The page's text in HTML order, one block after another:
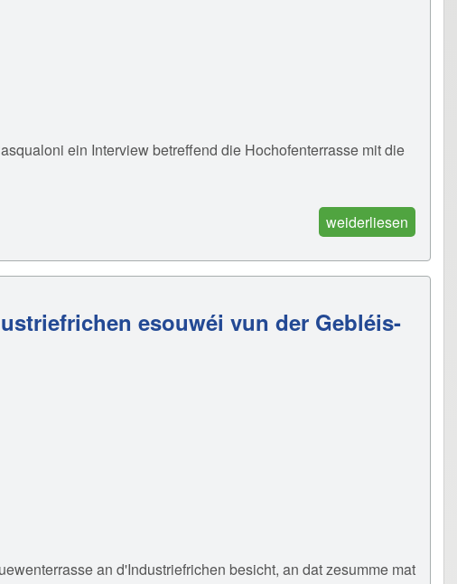
ein Interview betreffend die Hochofenterrasse mit die
weiderliesen
esouwéi vun der Gebléis-
an d'Industriefrichen besicht, an dat zesumme mat